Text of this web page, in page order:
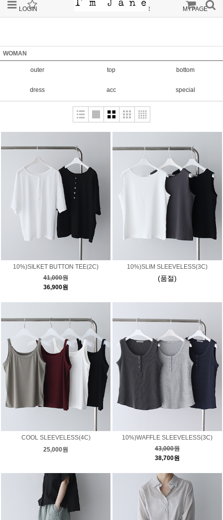
LOGIN ORDER MYPAGE
WOMAN
outer top bottom
dress acc special
10%)SILKET BUTTON TEE(2C)
41,000원
36,900원
10%)SLIM SLEEVELESS(3C)
(품절)
COOL SLEEVELESS(4C)
25,000원
10%)WAFFLE SLEEVELESS(3C)
43,000원
38,700원